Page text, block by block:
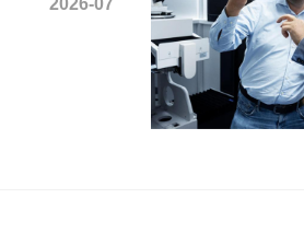
2026-07